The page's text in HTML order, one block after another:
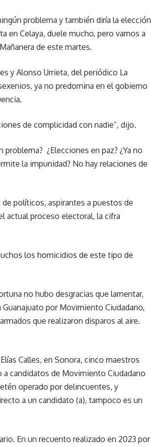
problema y también diría la elección
en Celaya, duele mucho, pero vamos a
de este martes.
y Alonso Urrieta, del periódico La
ya no predomina en el gobierno
de complicidad con nadie”, dijo.
¿Elecciones en paz? ¿Ya no
la impunidad? No hay relaciones de
políticos, aspirantes a puestos de
actual proceso electoral, la cifra
los homicidios de este tipo de
no hubo desgracias que lamentar,
por Movimiento Ciudadano,
que realizaron disparos al aire.
Calles, en Sonora, cinco maestros
candidatos de Movimiento Ciudadano
operado por delincuentes, y
a un candidato (a), tampoco es un
En un recuento realizado en 2023 por